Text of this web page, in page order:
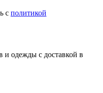
с политикой
и одежды с доставкой в